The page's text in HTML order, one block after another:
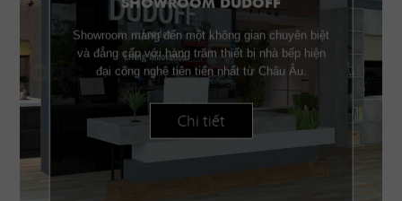
SHOWROOM DUDOFF
Showroom mang đến một không gian chuyên biệt
và đẳng cấp với hàng trăm thiết bị nhà bếp hiện
đại công nghệ tiên tiến nhất từ Châu Âu.
Chi tiết